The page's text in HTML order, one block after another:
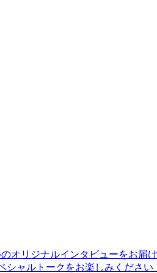
リジナルインタビューをお届
ャルトークをお楽しみください